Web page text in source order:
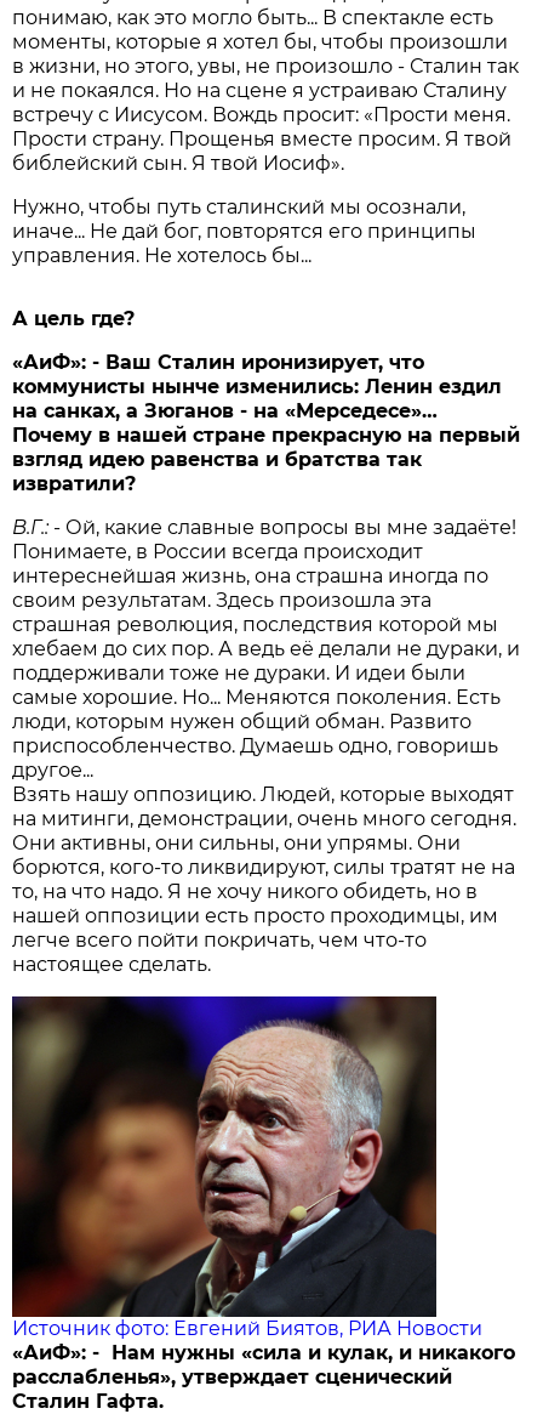
понимаю, как это могло быть... В спектакле есть
моменты, которые я хотел бы, чтобы произошли
в жизни, но этого, увы, не произошло - Сталин так
и не покаялся. Но на сцене я устраиваю Сталину
встречу с Иисусом. Вождь просит: «Прости меня.
Прости страну. Прощенья вместе просим. Я твой
библейский сын. Я твой Иосиф».
Нужно, чтобы путь сталинский мы осознали,
иначе... Не дай бог, повторятся его прин­ципы
управления. Не хотелось бы...
А цель где?
«АиФ»: - Ваш Сталин иронизирует, что
коммунисты нынче изменились: Ленин ездил
на санках, а Зюганов - на «Мерседесе»…
Почему в нашей стране прекрасную на первый
взгляд идею равенства и братства так
извратили?
В.Г.: - Ой, какие славные вопросы вы мне задаёте!
Понимаете, в России всегда происходит
интереснейшая жизнь, она страшна иногда по
своим результатам. Здесь произошла эта
страшная революция, последствия которой мы
хлебаем до сих пор. А ведь её делали не дураки, и
поддерживали тоже не дураки. И идеи были
самые хорошие. Но... Меняются поколения. Есть
люди, которым нужен общий обман. Развито
приспособленчество. Думаешь одно, говоришь
другое...
Взять нашу оппозицию. Людей, которые выходят
на митинги, демонстрации, очень много сегодня.
Они активны, они сильны, они упрямы. Они
борются, кого-то ликвидируют, силы тратят не на
то, на что надо. Я не хочу никого обидеть, но в
нашей оппозиции есть просто проходимцы, им
легче всего пойти покричать, чем что-то
настоящее сделать.
Источник фото: Евгений Биятов, РИА Новости
«АиФ»: - Нам нужны «сила и кулак, и никакого
расслабленья», утверждает сценический
Сталин Гафта.